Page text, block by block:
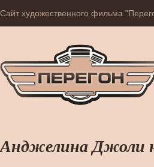
Сайт художественного фильма
Анджелина Джоли